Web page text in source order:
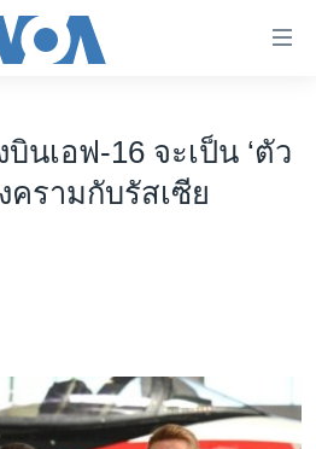
บินเอฟ-16 จะเป็น ‘ตัว
ครามกับรัสเซีย